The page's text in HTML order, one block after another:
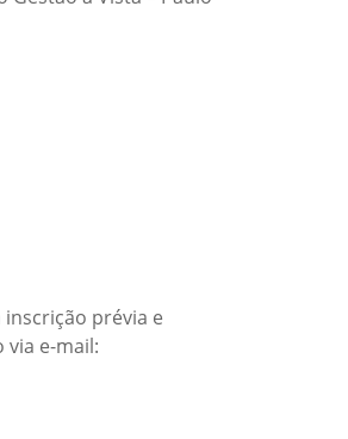
prévia e
e-mail: